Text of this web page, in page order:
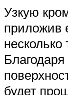
Узкую
приложив
несколько
будет